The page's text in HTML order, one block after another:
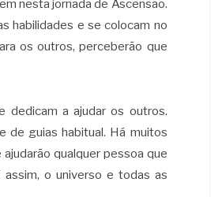
nesta jornada de Ascensão.
habilidades e se colocam no
os outros, perceberão que
dedicam a ajudar os outros.
de guias habitual. Há muitos
qualquer pessoa que
o universo e todas as